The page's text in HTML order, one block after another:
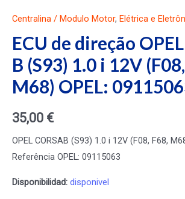
Centralina / Modulo Motor, Elétrica e
ECU de direção
B (S93) 1.0 i 12V
M68) OPEL:
35,00 €
OPEL CORSAB (S93) 1.0 i 12V (F08, F68,
Referência OPEL: 09115063
Disponibilidad: disponivel